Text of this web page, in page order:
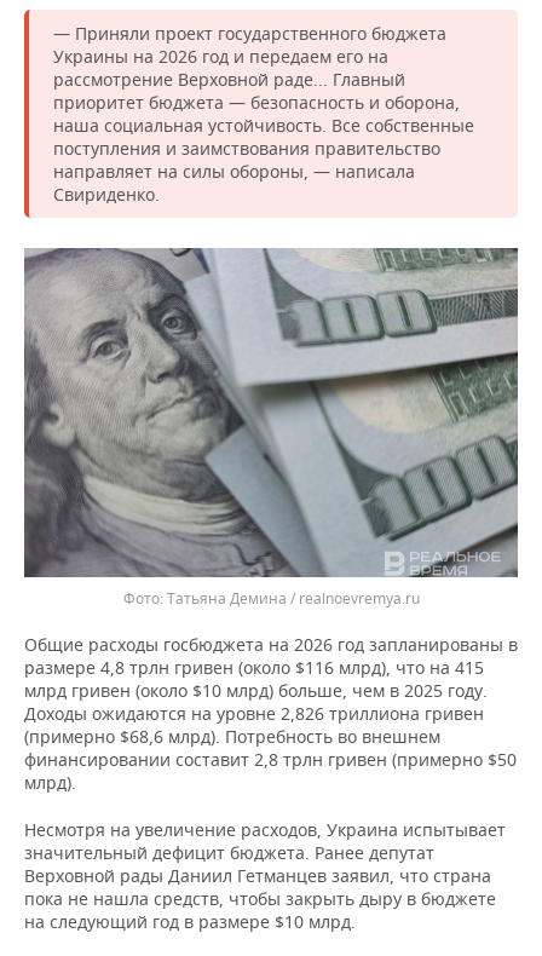
ВОДНЫЕ ВИДЫ СПОРТА
ХОККЕЙ С МЯЧОМ
ОБРАЗОВАНИЕ
ПРОИСШЕСТВИЯ
— Приняли проект государственного бюджета
Украины на 2026 год и передаем его на
рассмотрение Верховной раде... Главный
приоритет бюджета — безопасность и оборона,
наша социальная устойчивость. Все собственные
поступления и заимствования правительство
направляет на силы обороны, — написала
Свириденко.
Татьяна Демина / realnoevremya.ru
Общие расходы госбюджета на 2026 год запланированы в
размере 4,8 трлн гривен (около $116 млрд), что на 415
млрд гривен (около $10 млрд) больше, чем в 2025 году.
Доходы ожидаются на уровне 2,826 триллиона гривен
(примерно $68,6 млрд). Потребность во внешнем
финансировании составит 2,8 трлн гривен (примерно $50
млрд).
Несмотря на увеличение расходов, Украина испытывает
значительный дефицит бюджета. Ранее депутат
Верховной рады Даниил Гетманцев заявил, что страна
пока не нашла средств, чтобы закрыть дыру в бюджете
на следующий год в размере $10 млрд.